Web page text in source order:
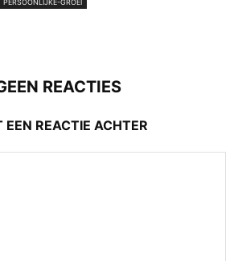
PERSOONLIJKE-GROEI
REACTIES
EEN REACTIE ACHTER